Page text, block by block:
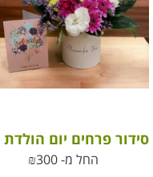
החל מ-
₪300